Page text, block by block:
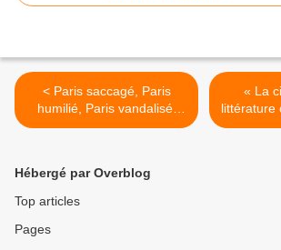
< Paris saccagé, Paris
humilié, Paris vandalisé,
Paris vidé, bravo Hidalgo !
« La
littérature
est au
Hébergé par Overblog
Top articles
Pages